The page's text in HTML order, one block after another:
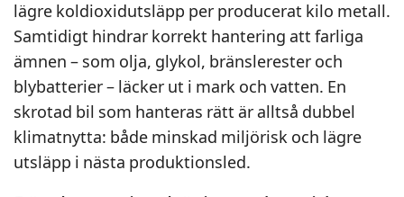
lägre koldioxidutsläpp per producerat kilo metall.
Samtidigt hindrar korrekt hantering att farliga
ämnen – som olja, glykol, bränslerester och
blybatterier – läcker ut i mark och vatten. En
skrotad bil som hanteras rätt är alltså dubbel
klimatnytta: både minskad miljörisk och lägre
utsläpp i nästa produktionsled.